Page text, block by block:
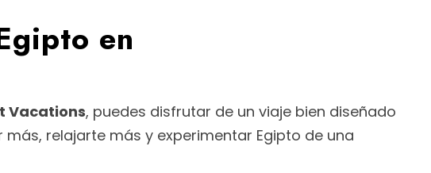
en
Vacations, puedes disfrutar de un viaje bien diseñado
relajarte más y experimentar Egipto de una